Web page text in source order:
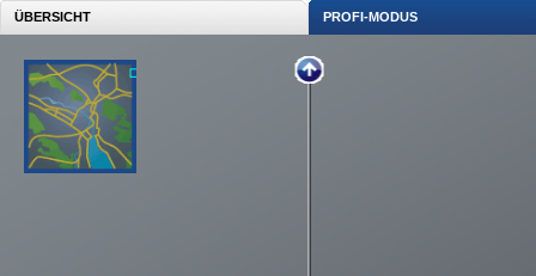
ÜBERSICHT PROFI-MODUS